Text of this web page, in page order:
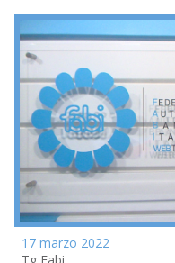
17 marzo 2022